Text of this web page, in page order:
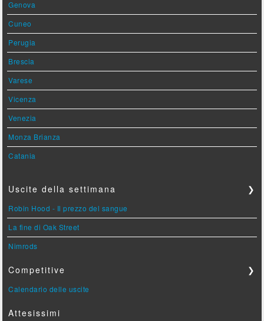
Genova
Cuneo
Perugia
Brescia
Varese
Vicenza
Venezia
Monza Brianza
Catania
Uscite della settimana ❯
Robin Hood - Il prezzo del sangue
La fine di Oak Street
Nimrods
Competitive ❯
Calendario delle uscite
Attesissimi